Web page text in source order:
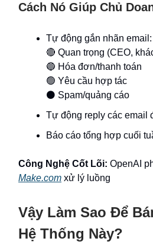
Cách Nó Giúp Chủ
Tự động gắn nhãn email:
🔴 Quan trọng (CEO,
🔵 Hóa đơn/thanh toán
🟢 Yêu cầu hợp tác
⚫ Spam/quảng cáo
Tự động reply các email
Báo cáo tổng hợp cuối
Công Nghệ Cốt Lõi: OpenAI
Make.com xử lý luồng
Vậy Làm Sao Để
Hệ Thống Này?